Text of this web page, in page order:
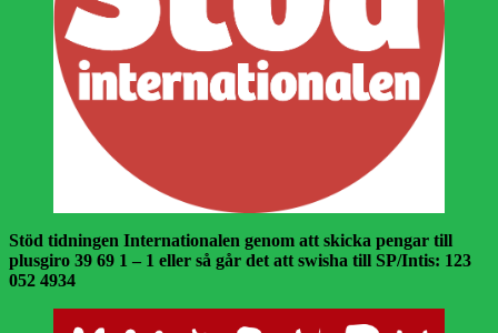
Stöd tidningen Internationalen genom att skicka pengar till
plusgiro 39 69 1 – 1 eller så går det att swisha till SP/Intis: 123
052 4934